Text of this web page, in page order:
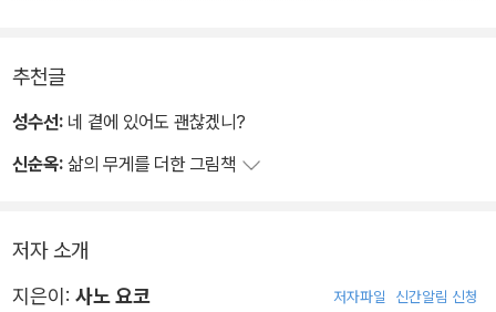
추천글
성수선: 네 곁에 있어도 괜찮겠니?
신순옥: 삶의 무게를 더한 그림책
저자 소개
지은이: 사노 요코 저자파일 신간알림 신청